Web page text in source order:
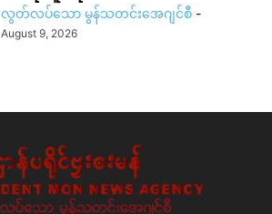
လွတ်လပ်သော မွန်သတင်းအေဂျင်စီ -
August 9, 2026